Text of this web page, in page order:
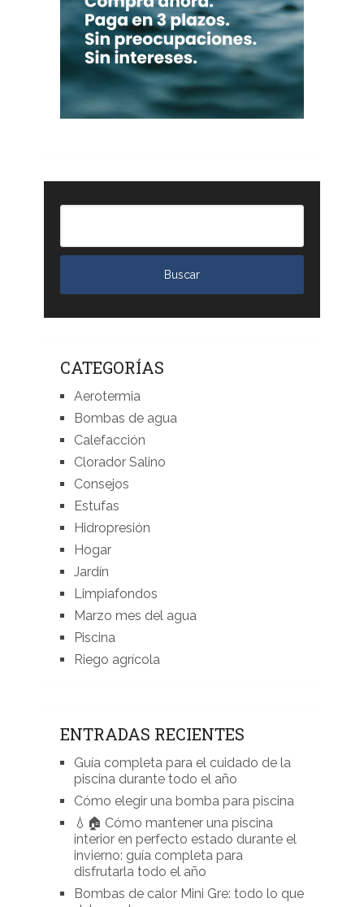
CATEGORÍAS
Aerotermia
Bombas de agua
Calefacción
Clorador Salino
Consejos
Estufas
Hidropresión
Hogar
Jardín
Limpiafondos
Marzo mes del agua
Piscina
Riego agrícola
ENTRADAS RECIENTES
Guía completa para el cuidado de la
piscina durante todo el año
Cómo elegir una bomba para piscina
💧🏠 Cómo mantener una piscina
interior en perfecto estado durante el
invierno: guía completa para
disfrutarla todo el año
Bombas de calor Mini Gre: todo lo que